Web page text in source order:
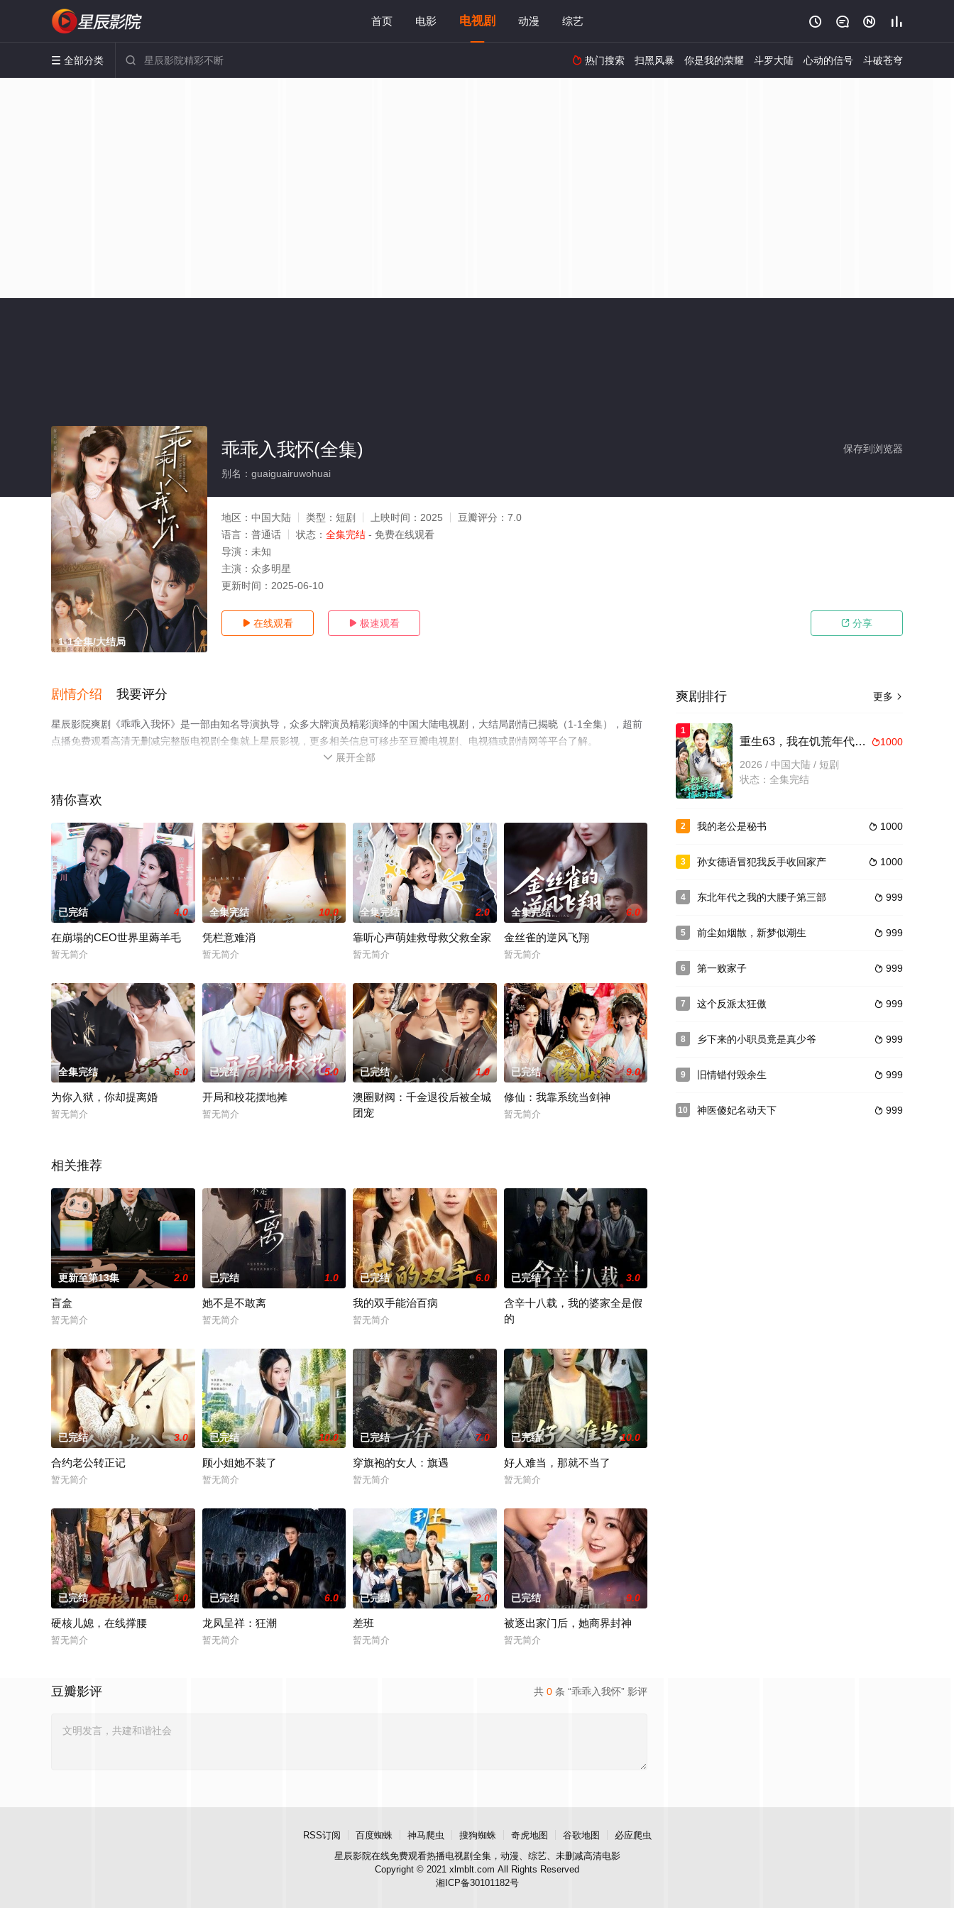
首页 电影 电视剧 动漫 综艺    
 全部分类   热门搜索 扫黑风暴 你是我的荣耀 斗罗大陆 心动的信号 斗破苍穹
1-1全集/大结局
保存到浏览器
乖乖入我怀(全集)
别名：guaiguairuwohuai
地区： 中国大陆 类型： 短剧 上映时间： 2025 豆瓣评分： 7.0
语言： 普通话 状态： 全集完结 - 免费在线观看
导演： 未知
主演： 众多明星
更新时间： 2025-06-10
 在线观看  极速观看  分享
剧情介绍 我要评分
星辰影院爽剧《乖乖入我怀》是一部由知名导演执导，众多大牌演员精彩演绎的中国大陆电视剧，大结局剧情已揭晓（1-1全集），超前
点播免费观看高清无删减完整版电视剧全集就上星辰影视，更多相关信息可移步至豆瓣电视剧、电视猫或剧情网等平台了解。
 展开全部
猜你喜欢
已完结 4.0
在崩塌的CEO世界里薅羊毛
暂无简介
全集完结 10.0
凭栏意难消
暂无简介
全集完结 2.0
靠听心声萌娃救母救父救全家
暂无简介
全集完结 6.0
金丝雀的逆风飞翔
暂无简介
全集完结 6.0
为你入狱，你却提离婚
暂无简介
已完结 5.0
开局和校花摆地摊
暂无简介
已完结 1.0
澳圈财阀：千金退役后被全城
团宠
已完结 9.0
修仙：我靠系统当剑神
暂无简介
相关推荐
更新至第13集 2.0
盲盒
暂无简介
已完结 1.0
她不是不敢离
暂无简介
已完结 6.0
我的双手能治百病
暂无简介
已完结 3.0
含辛十八载，我的婆家全是假
的
已完结 3.0
合约老公转正记
暂无简介
已完结 10.0
顾小姐她不装了
暂无简介
已完结 7.0
穿旗袍的女人：旗遇
暂无简介
已完结 10.0
好人难当，那就不当了
暂无简介
已完结 1.0
硬核儿媳，在线撑腰
暂无简介
已完结 6.0
龙凤呈祥：狂潮
暂无简介
已完结 2.0
差班
暂无简介
已完结 9.0
被逐出家门后，她商界封神
暂无简介
共 0 条 “乖乖入我怀” 影评
豆瓣影评
更多 
爽剧排行
1
1000
重生63，我在饥荒年代搞山珍批发
2026 / 中国大陆 / 短剧
状态：全集完结
2  1000
我的老公是秘书
3  1000
孙女德语冒犯我反手收回家产
4  999
东北年代之我的大腰子第三部
5  999
前尘如烟散，新梦似潮生
6  999
第一败家子
7  999
这个反派太狂傲
8  999
乡下来的小职员竟是真少爷
9  999
旧情错付毁余生
10  999
神医傻妃名动天下
RSS订阅 百度蜘蛛 神马爬虫 搜狗蜘蛛 奇虎地图 谷歌地图
必应爬虫
星辰影院在线免费观看热播电视剧全集，动漫、综艺、未删减高清电影
Copyright © 2021 xlmblt.com All Rights Reserved
湘ICP备30101182号